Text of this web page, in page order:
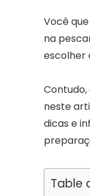
Você
na
escolher
neste
dicas e
Table